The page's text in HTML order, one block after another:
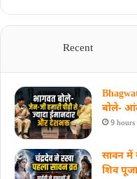
Recent
बोले-
9 hours
सावन
शिव